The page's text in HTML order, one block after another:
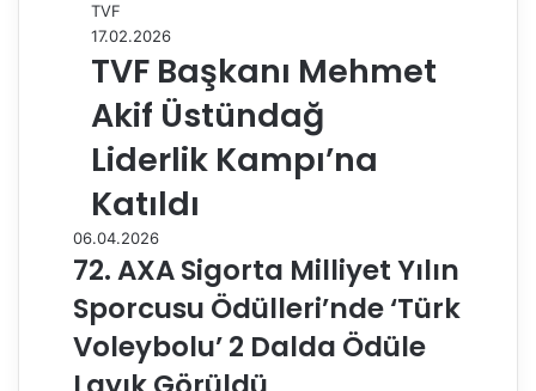
TVF
17.02.2026
TVF Başkanı Mehmet
Akif Üstündağ
Liderlik Kampı’na
Katıldı
06.04.2026
72. AXA Sigorta Milliyet Yılın
Sporcusu Ödülleri’nde ‘Türk
Voleybolu’ 2 Dalda Ödüle